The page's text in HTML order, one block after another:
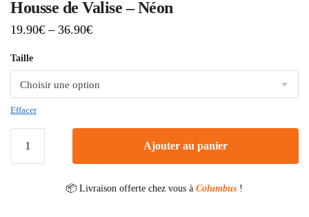
Housse de Valise – Néon
19.90€ – 36.90€
Taille
Effacer
Ajouter au panier
📦 Livraison offerte chez vous à Columbus !